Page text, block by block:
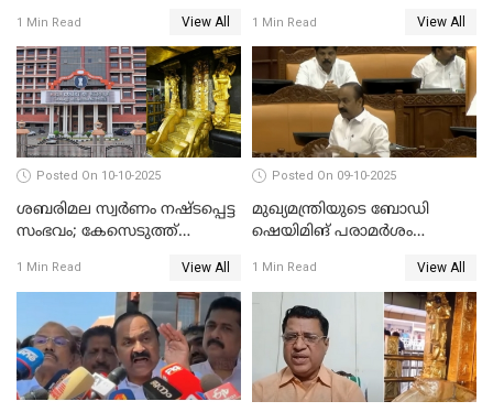
ഡി സതീശന്‍ WATCH VIDEO
1 Min Read View All 1 Min Read View All
Posted On 10-10-2025
ശബരിമല സ്വര്‍ണം നഷ്ടപ്പെട്ട
സംഭവം; കേസെടുത്ത്
ഉത്തരവിട്ട് ഹൈക്കോടതി
WATCH VIDEO
1 Min Read View All
Posted On 09-10-2025
മുഖ്യമന്ത്രിയുടെ ബോഡി
ഷെയിമിങ് പരാമര്‍ശം
പ്രതിപക്ഷം WATCH VIDEO
1 Min Read View All